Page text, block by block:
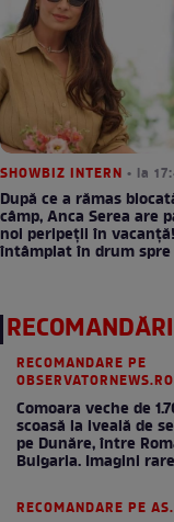
SHOWBIZ INTERN • la
După ce a rămas
câmp, Anca Serea are
noi peripeții în
întâmplat în drum spre
RECOMANDĂRI
RECOMANDARE PE
OBSERVATORNEWS.RO
Comoara veche de
scoasă la iveală de
pe Dunăre, între
Bulgaria. Imagini rare
RECOMANDARE PE